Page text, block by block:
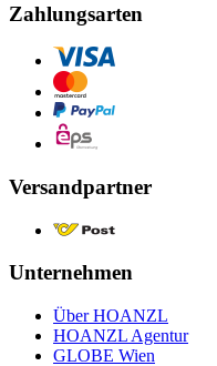
Zahlungsarten
Versandpartner
Unternehmen
Über HOANZL
HOANZL Agentur
GLOBE Wien